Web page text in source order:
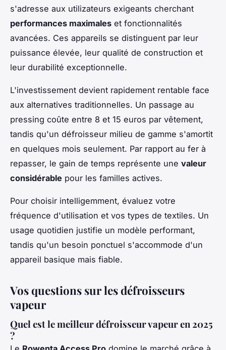
s'adresse aux utilizateurs exigeants cherchant
performances maximales et fonctionnalités
avancées. Ces appareils se distinguent par leur
puissance élevée, leur qualité de construction et
leur durabilité exceptionnelle.
L'investissement devient rapidement rentable face
aux alternatives traditionnelles. Un passage au
pressing coûte entre 8 et 15 euros par vêtement,
tandis qu'un défroisseur milieu de gamme s'amortit
en quelques mois seulement. Par rapport au fer à
repasser, le gain de temps représente une valeur
considérable pour les familles actives.
Pour choisir intelligemment, évaluez votre
fréquence d'utilisation et vos types de textiles. Un
usage quotidien justifie un modèle performant,
tandis qu'un besoin ponctuel s'accommode d'un
appareil basique mais fiable.
Vos questions sur les défroisseurs
vapeur
Quel est le meilleur défroisseur vapeur en 2025
?